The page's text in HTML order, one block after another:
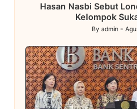
Hasan Nasbi Sebut
Kelompok
Posted
by
By admin